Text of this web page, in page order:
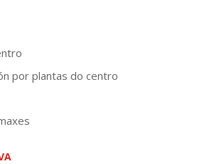
por plantas do centro